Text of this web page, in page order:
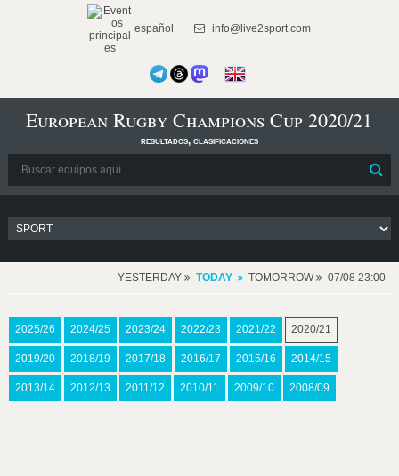
español info@live2sport.com
European Rugby Champions Cup 2020/21
resultados, clasificaciones
YESTERDAY TODAY TOMORROW 07/08 23:00
2025/26 2024/25 2023/24 2022/23 2021/22 2020/21
2019/20 2018/19 2017/18 2016/17 2015/16 2014/15
2013/14 2012/13 2011/12 2010/11 2009/10 2008/09